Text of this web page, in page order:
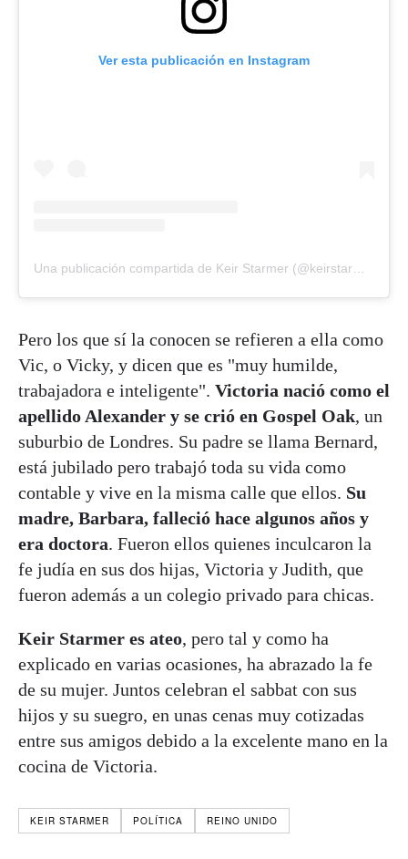
Ver esta publicación en Instagram
Pero los que sí la conocen se refieren a ella como
Vic, o Vicky, y dicen que es "muy humilde,
trabajadora e inteligente". Victoria nació como el
apellido Alexander y se crió en Gospel Oak, un
suburbio de Londres. Su padre se llama Bernard,
está jubilado pero trabajó toda su vida como
contable y vive en la misma calle que ellos. Su
madre, Barbara, falleció hace algunos años y
era doctora. Fueron ellos quienes inculcaron la
fe judía en sus dos hijas, Victoria y Judith, que
fueron además a un colegio privado para chicas.
Keir Starmer es ateo, pero tal y como ha
explicado en varias ocasiones, ha abrazado la fe
de su mujer. Juntos celebran el sabbat con sus
hijos y su suegro, en unas cenas muy cotizadas
entre sus amigos debido a la excelente mano en la
cocina de Victoria.
KEIR STARMER POLÍTICA REINO UNIDO